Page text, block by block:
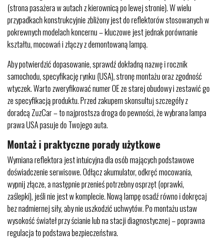
(strona pasażera w autach z kierownicą po lewej stronie). W wielu
przypadkach konstrukcyjnie zbliżony jest do reflektorów stosowanych w
pokrewnych modelach koncernu – kluczowe jest jednak porównanie
kształtu, mocowań i złączy z demontowaną lampą.
Aby potwierdzić dopasowanie, sprawdź dokładną nazwę i rocznik
samochodu, specyfikację rynku (USA), stronę montażu oraz zgodność
wtyczek. Warto zweryfikować numer OE ze starej obudowy i zestawić go
ze specyfikacją produktu. Przed zakupem skonsultuj szczegóły z
doradcą ZuzCar – to najprostsza droga do pewności, że wybrana lampa
prawa USA pasuje do Twojego auta.
Montaż i praktyczne porady użytkowe
Wymiana reflektora jest intuicyjna dla osób mających podstawowe
doświadczenie serwisowe. Odłącz akumulator, odkręć mocowania,
wypnij złącze, a następnie przenieś potrzebny osprzęt (oprawki,
zaślepki), jeśli nie jest w komplecie. Nową lampę osadź równo i dokręcaj
bez nadmiernej siły, aby nie uszkodzić uchwytów. Po montażu ustaw
wysokość świateł przy ścianie lub na stacji diagnostycznej – poprawna
regulacja to podstawa bezpieczeństwa.